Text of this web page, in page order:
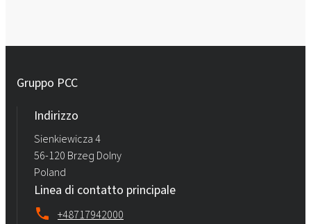
Gruppo PCC
Indirizzo
Sienkiewicza 4
56-120 Brzeg Dolny
Poland
Linea di contatto principale
+48717942000